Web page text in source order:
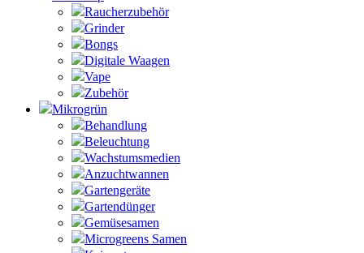
Raucherzubehör
Grinder
Bongs
Digitale Waagen
Vape
Zubehör
Mikrogrün
Behandlung
Beleuchtung
Wachstumsmedien
Anzuchtwannen
Gartengeräte
Gartendünger
Gemüsesamen
Microgreens Samen